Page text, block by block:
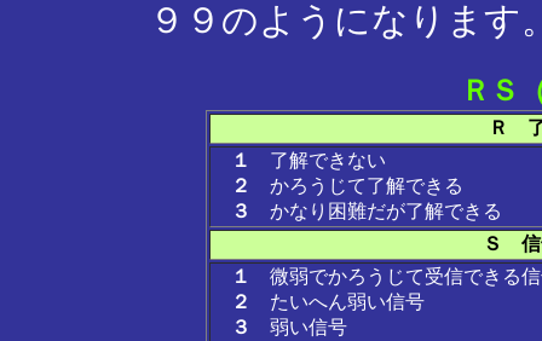
９９のようになります
ＲＳ
Ｒ
１
了解できない
２
かろうじて了解できる
３
かなり困難だが了解できる
Ｓ 信
１
微弱でかろうじて受信できる
２
たいへん弱い信号
３
弱い信号